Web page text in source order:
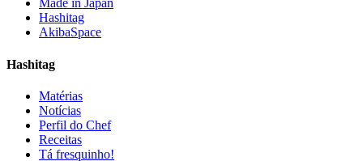
Made in Japan
Hashitag
AkibaSpace
Hashitag
Matérias
Notícias
Perfil do Chef
Receitas
Tá fresquinho!